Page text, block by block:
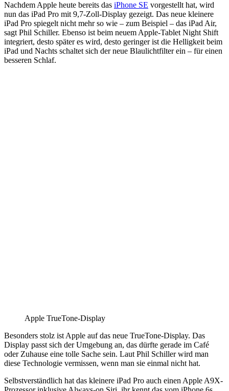
Nachdem Apple heute bereits das iPhone SE vorgestellt hat, wird
nun das iPad Pro mit 9,7-Zoll-Display gezeigt. Das neue kleinere
iPad Pro spiegelt nicht mehr so wie – zum Beispiel – das iPad Air,
sagt Phil Schiller. Ebenso ist beim neuem Apple-Tablet Night Shift
integriert, desto später es wird, desto geringer ist die Helligkeit beim
iPad und Nachts schaltet sich der neue Blaulichtfilter ein – für einen
besseren Schlaf.
Apple TrueTone-Display
Besonders stolz ist Apple auf das neue TrueTone-Display. Das
Display passt sich der Umgebung an, das dürfte gerade im Café
oder Zuhause eine tolle Sache sein. Laut Phil Schiller wird man
diese Technologie vermissen, wenn man sie einmal nicht hat.
Selbstverständlich hat das kleinere iPad Pro auch einen Apple A9X-